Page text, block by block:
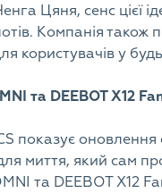
Цяня, сенс цієї
Компанія
користувачів у
та DEEBOT X12
показує
миття, який сам
та DEEBOT X12